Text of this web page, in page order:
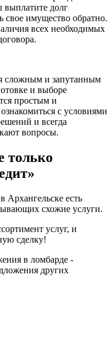
выплатите долг
свое имущество обратно.
всех необходимых
сложным и запутанным
и выборе
простым и
с условиями
и всегда
вопросы.
только
Архангельске есть
схожие услуги.
услуг, и
сделку!
в ломбарде -
других